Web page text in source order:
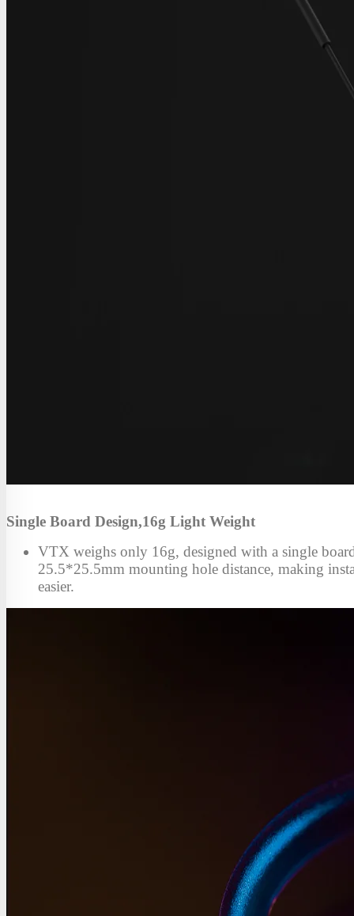
Single Board Design,16g Light Weight
VTX weighs only 16g, designed with a single
25.5*25.5mm mounting hole distance, making
easier.